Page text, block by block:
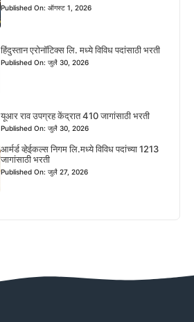
Published On: ऑगस्ट 1, 2026
हिंदुस्तान एरोनॉटिक्स लि. मध्ये विविध पदांसाठी भरती
Published On: जुलै 30, 2026
यूआर राव उपग्रह केंद्रात 410 जागांसाठी भरती
Published On: जुलै 30, 2026
आर्मर्ड व्हेईकल्स निगम लि.मध्ये विविध पदांच्या 1213
जागांसाठी भरती
Published On: जुलै 27, 2026